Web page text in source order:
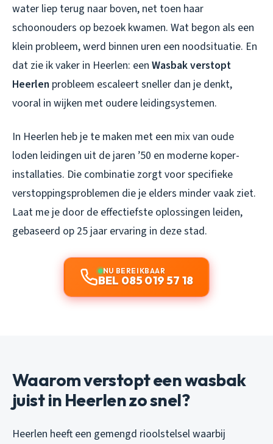
water liep terug naar boven, net toen haar
schoonouders op bezoek kwamen. Wat begon als een
klein probleem, werd binnen uren een noodsituatie. En
dat zie ik vaker in Heerlen: een Wasbak verstopt
Heerlen probleem escaleert sneller dan je denkt,
vooral in wijken met oudere leidingsystemen.
In Heerlen heb je te maken met een mix van oude
loden leidingen uit de jaren ’50 en moderne koper-
installaties. Die combinatie zorgt voor specifieke
verstoppingsproblemen die je elders minder vaak ziet.
Laat me je door de effectiefste oplossingen leiden,
gebaseerd op 25 jaar ervaring in deze stad.
NU BEREIKBAAR
BEL 085 019 57 18
Waarom verstopt een wasbak
juist in Heerlen zo snel?
Heerlen heeft een gemengd rioolstelsel waarbij